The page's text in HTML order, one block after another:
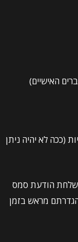
(ככה לא יהיה ניתן
הודעת סמס
מראש בזמן